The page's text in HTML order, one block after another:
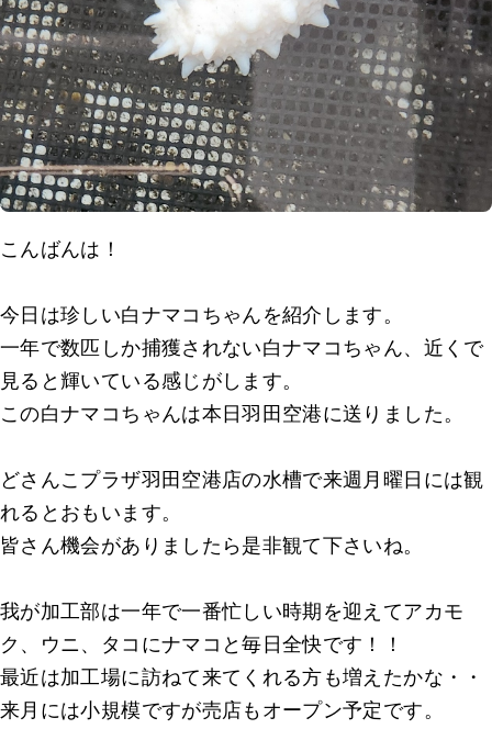
こんばんは！
今日は珍しい白ナマコちゃんを紹介します。
一年で数匹しか捕獲されない白ナマコちゃん、近くで
見ると輝いている感じがします。
この白ナマコちゃんは本日羽田空港に送りました。
どさんこプラザ羽田空港店の水槽で来週月曜日には観
れるとおもいます。
皆さん機会がありましたら是非観て下さいね。
我が加工部は一年で一番忙しい時期を迎えてアカモ
ク、ウニ、タコにナマコと毎日全快です！！
最近は加工場に訪ねて来てくれる方も増えたかな・・
来月には小規模ですが売店もオープン予定です。